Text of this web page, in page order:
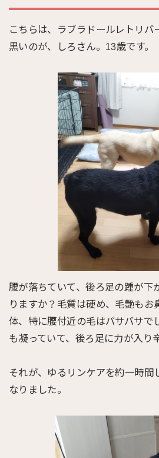
こちらは、ラブラドールレトリバ
黒いのが、しろさん。13歳です。
腰が落ちていて、後ろ足の踵が下
りますか？毛質は硬め、毛艶もお
体、特に腰付近の毛はバサバサで
も凝っていて、後ろ足に力が入り
それが、ゆるリンケアを約一時間
なりました。